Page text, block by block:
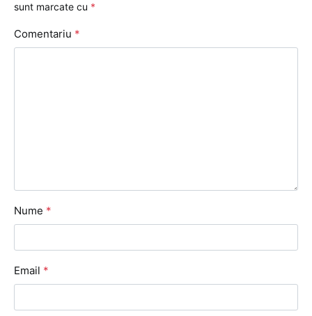
sunt marcate cu *
Comentariu *
Nume *
Email *